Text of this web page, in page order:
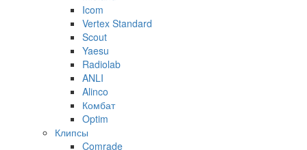
Icom
Vertex Standard
Scout
Yaesu
Radiolab
ANLI
Alinco
Комбат
Optim
Клипсы
Comrade